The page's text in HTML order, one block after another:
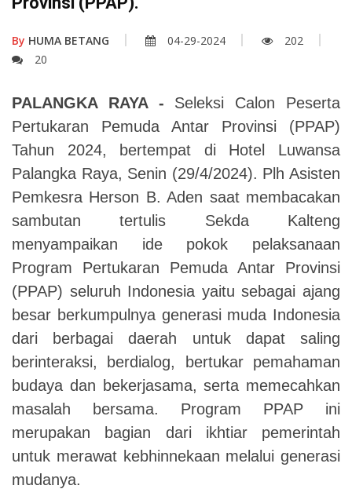
By HUMA BETANG 04-29-2024
202
20
PALANGKA RAYA - Seleksi Calon Peserta
Pertukaran Pemuda Antar Provinsi (PPAP)
Tahun 2024, bertempat di Hotel Luwansa
Palangka Raya, Senin (29/4/2024). Plh Asisten
Pemkesra Herson B. Aden saat membacakan
sambutan tertulis Sekda Kalteng
menyampaikan ide pokok pelaksanaan
Program Pertukaran Pemuda Antar Provinsi
(PPAP) seluruh Indonesia yaitu sebagai ajang
besar berkumpulnya generasi muda Indonesia
dari berbagai daerah untuk dapat saling
berinteraksi, berdialog, bertukar pemahaman
budaya dan bekerjasama, serta memecahkan
masalah bersama. Program PPAP ini
merupakan bagian dari ikhtiar pemerintah
untuk merawat kebhinnekaan melalui generasi
mudanya.